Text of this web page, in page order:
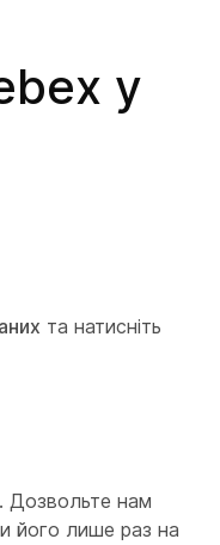
у
та натисніть
Дозвольте нам
його лише раз на